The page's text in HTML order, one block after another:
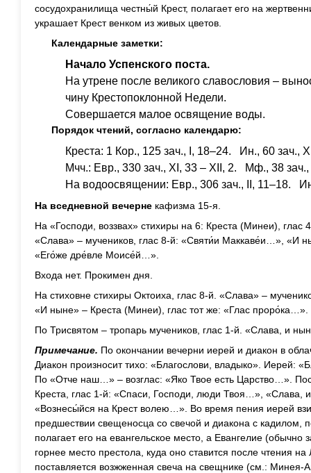
сосудохранилища честны́й Крест, полагает его на
украшает Крест венком из живых цветов.
Календарные заметки:
Начало Успенского поста.
На утрене после великого славословия –
чину Крестопоклонной Недели.
Совершается малое освящение воды.
Порядок чтений, согласно календарю:
Креста: 1 Кор., 125 зач., I, 18–24. Ин., 60 зач.,
Мчч.: Евр., 330 зач., XI, 33 – XII, 2. Мф., 38 зач.,
На водоосвящении: Евр., 306 зач., II, 11–18.
На вседневной вечерне кафизма 15-я.
На «Господи, воззвах» стихиры на 6: Креста (Минеи), глас
«Слава» – мучеников, глас 8-й: «Святи́и Маккаве́и…», «И
«Его́же дре́вле Моисе́й…».
Входа нет. Прокимен дня.
На стиховне стихиры Октоиха, глас 8-й. «Слава» –
«И ныне» – Креста (Минеи), глас тот же: «Глас проро́ка…».
По Трисвятом – тропарь мучеников, глас 1-й. «Слава, и
Примечание. По окончании вечерни иерей и диакон в
Диакон произносит тихо: «Благослови, владыко». Иерей:
По «Отче наш…» – возглас: «Яко Твое есть Царство…».
Креста, глас 1-й: «Спаси, Господи, люди Твоя…», «Слава,
«Вознесы́йся на Крест волею…». Во время пения иерей
предшествии свещеносца со свечой и диакона с кадилом,
полагает его на евангельское место, а Евангелие (обычно
горнее место престола, куда оно ставится после чтения
поставляется возжженная свеча на свещнике (см.: Минея-